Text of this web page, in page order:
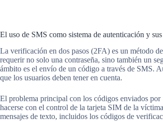
El uso de SMS como sistema de autenticación y
La verificación en dos pasos (2FA) es un método
requerir no solo una contraseña, sino también un
ámbito es el envío de un código a través de SMS.
que los usuarios deben tener en cuenta.
El problema principal con los códigos enviados
hacerse con el control de la tarjeta SIM de la
mensajes de texto, incluidos los códigos de